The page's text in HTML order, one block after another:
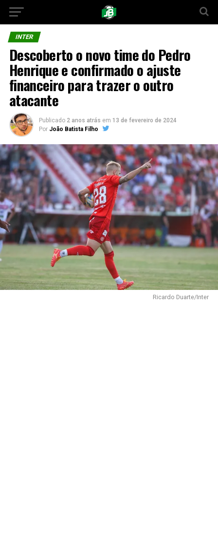
INTER
Descoberto o novo time do Pedro
Henrique e confirmado o ajuste
financeiro para trazer o outro
atacante
Publicado 2 anos atrás em 13 de fevereiro de 2024
Por João Batista Filho
Ricardo Duarte/Inter